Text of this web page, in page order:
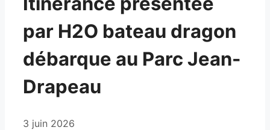
par H2O bateau dragon
débarque au Parc Jean-
Drapeau
3 juin 2026